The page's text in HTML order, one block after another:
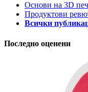
Основи на 3D
Продуктови
Всички
Последно оценени